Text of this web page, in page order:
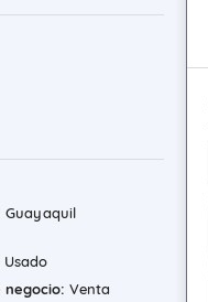
Guayaquil
Usado
negocio: Venta